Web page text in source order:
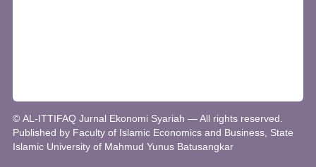
© AL-ITTIFAQ Jurnal Ekonomi Syariah — All rights reserved.
Published by Faculty of Islamic Economics and Business, State
Islamic University of Mahmud Yunus Batusangkar